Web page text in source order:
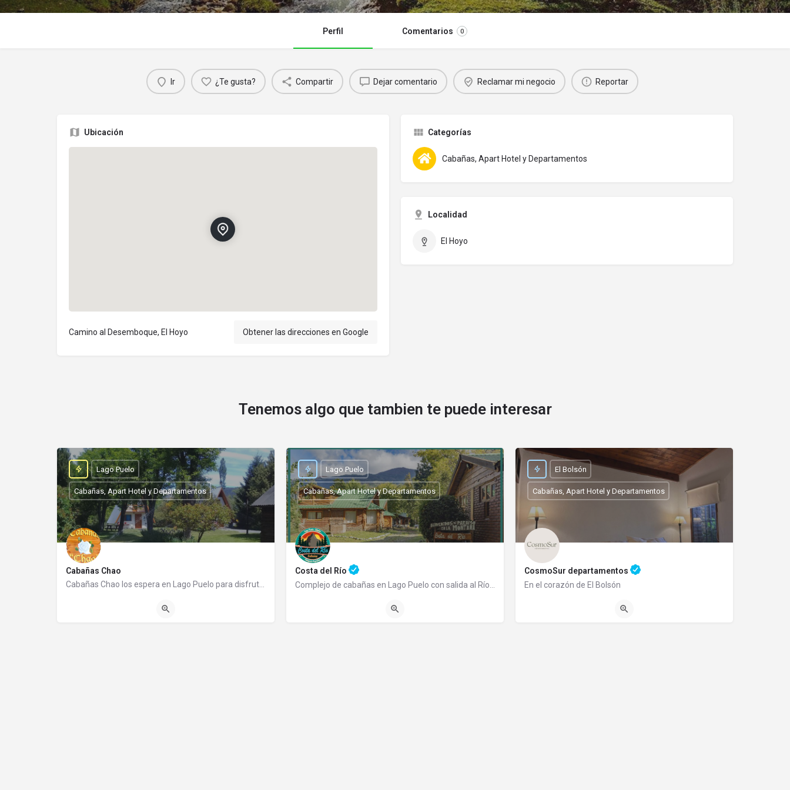
Perfil Comentarios 0
Ir ¿Te gusta? Compartir Dejar comentario Reclamar mi negocio Reportar
Ubicación
Camino al Desemboque, El Hoyo Obtener las direcciones en Google
Categorías
Cabañas, Apart Hotel y Departamentos
Localidad
El Hoyo
Tenemos algo que tambien te puede interesar
Cabañas Chao
Cabañas Chao los espera en Lago Puelo para disfrutar de una cálida estadía. Es un emprendimiento familiar…
Lago Puelo
Cabañas, Apart Hotel y Departamentos
Costa del Río
Complejo de cabañas en Lago Puelo con salida al Río Azul Somos un complejo de cabañas totalmente…
Lago Puelo
Cabañas, Apart Hotel y Departamentos
CosmoSur departamentos
En el corazón de El Bolsón
El Bolsón
Cabañas, Apart Hotel y Departamentos